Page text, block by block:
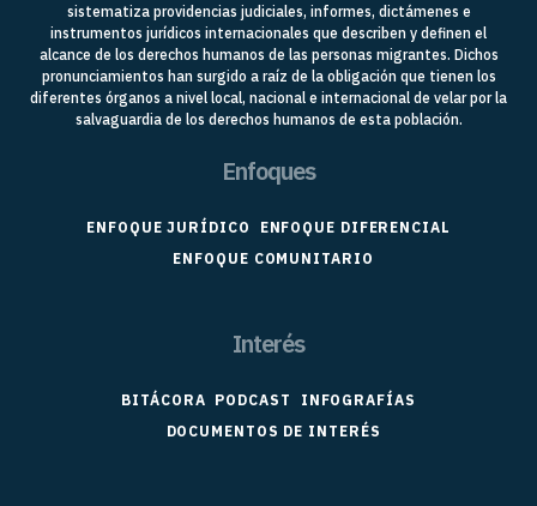
sistematiza providencias judiciales, informes, dictámenes e
instrumentos jurídicos internacionales que describen y definen el
alcance de los derechos humanos de las personas migrantes. Dichos
pronunciamientos han surgido a raíz de la obligación que tienen los
diferentes órganos a nivel local, nacional e internacional de velar por la
salvaguardia de los derechos humanos de esta población.
Enfoques
ENFOQUE JURÍDICO
ENFOQUE DIFERENCIAL
ENFOQUE COMUNITARIO
Interés
BITÁCORA PODCAST
INFOGRAFÍAS
DOCUMENTOS DE INTERÉS